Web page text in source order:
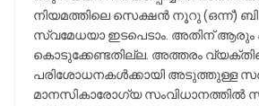
നിയമത്തിലെ സെക്ഷൻ നൂറു (ഒന്ന്)
സ്വമേധയാ ഇടപെടാം. അതിന്‌ ആരും
കൊടുക്കേണ്ടതില്ല. അത്തരം
പരിശോധനകൾക്കായി അടുത്തുള്ള
മാനസികാരോഗ്യ സംവിധാനത്തിൽ